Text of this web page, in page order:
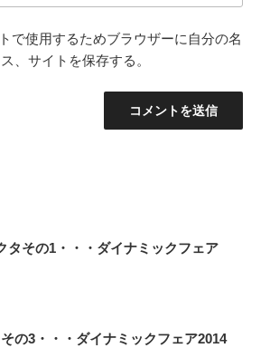
で使用するためブラウザーに自分の名
、サイトを保存する。
タその1・・・ダイナミックフェア
の3・・・ダイナミックフェア2014